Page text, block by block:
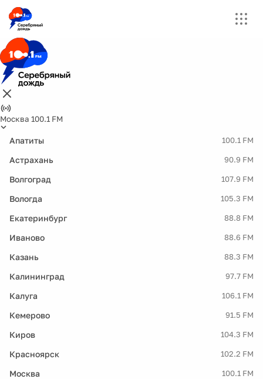
Москва 100.1 FM
Апатиты 100.1 FM
Астрахань 90.9 FM
Волгоград 107.9 FM
Вологда 105.3 FM
Екатеринбург 88.8 FM
Иваново 88.6 FM
Казань 88.3 FM
Калининград 97.7 FM
Калуга 106.1 FM
Кемерово 91.5 FM
Киров 104.3 FM
Красноярск 102.2 FM
Москва 100.1 FM